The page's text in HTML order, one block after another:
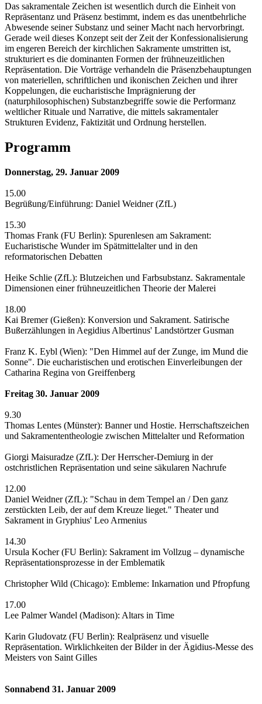
Das sakramentale Zeichen ist wesentlich durch die Einheit von
Repräsentanz und Präsenz bestimmt, indem es das unentbehrliche
Abwesende seiner Substanz und seiner Macht nach hervorbringt.
Gerade weil dieses Konzept seit der Zeit der Konfessionalisierung
im engeren Bereich der kirchlichen Sakramente umstritten ist,
strukturiert es die dominanten Formen der frühneuzeitlichen
Repräsentation. Die Vorträge verhandeln die Präsenzbehauptungen
von materiellen, schriftlichen und ikonischen Zeichen und ihrer
Koppelungen, die eucharistische Imprägnierung der
(naturphilosophischen) Substanzbegriffe sowie die Performanz
weltlicher Rituale und Narrative, die mittels sakramentaler
Strukturen Evidenz, Faktizität und Ordnung herstellen.
Programm
Donnerstag, 29. Januar 2009
15.00
Begrüßung/Einführung: Daniel Weidner (ZfL)
15.30
Thomas Frank (FU Berlin): Spurenlesen am Sakrament:
Eucharistische Wunder im Spätmittelalter und in den
reformatorischen Debatten
Heike Schlie (ZfL): Blutzeichen und Farbsubstanz. Sakramentale
Dimensionen einer frühneuzeitlichen Theorie der Malerei
18.00
Kai Bremer (Gießen): Konversion und Sakrament. Satirische
Bußerzählungen in Aegidius Albertinus' Landstörtzer Gusman
Franz K. Eybl (Wien): "Den Himmel auf der Zunge, im Mund die
Sonne". Die eucharistischen und erotischen Einverleibungen der
Catharina Regina von Greiffenberg
Freitag 30. Januar 2009
9.30
Thomas Lentes (Münster): Banner und Hostie. Herrschaftszeichen
und Sakramententheologie zwischen Mittelalter und Reformation
Giorgi Maisuradze (ZfL): Der Herrscher-Demiurg in der
ostchristlichen Repräsentation und seine säkularen Nachrufe
12.00
Daniel Weidner (ZfL): "Schau in dem Tempel an / Den ganz
zerstückten Leib, der auf dem Kreuze lieget." Theater und
Sakrament in Gryphius' Leo Armenius
14.30
Ursula Kocher (FU Berlin): Sakrament im Vollzug – dynamische
Repräsentationsprozesse in der Emblematik
Christopher Wild (Chicago): Embleme: Inkarnation und Pfropfung
17.00
Lee Palmer Wandel (Madison): Altars in Time
Karin Gludovatz (FU Berlin): Realpräsenz und visuelle
Repräsentation. Wirklichkeiten der Bilder in der Ägidius-Messe des
Meisters von Saint Gilles
Sonnabend 31. Januar 2009